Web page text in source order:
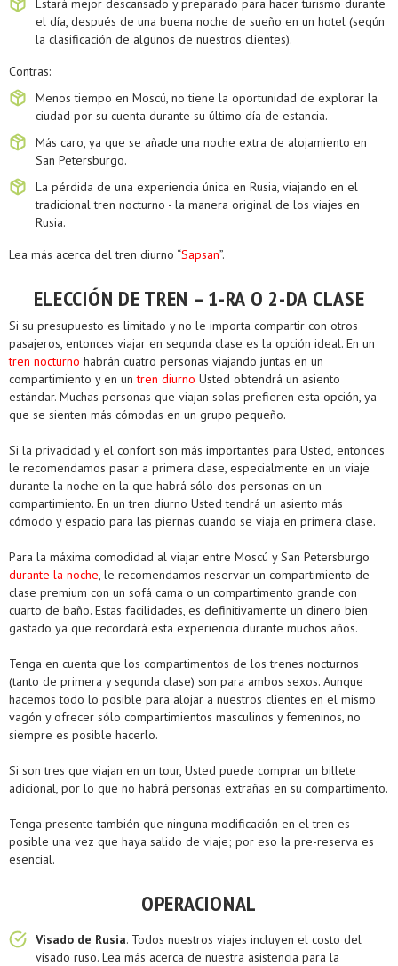
Estará mejor descansado y preparado para hacer turismo durante
el día, después de una buena noche de sueño en un hotel (según
la clasificación de algunos de nuestros clientes).
Contras:
Menos tiempo en Moscú, no tiene la oportunidad de explorar la
ciudad por su cuenta durante su último día de estancia.
Más caro, ya que se añade una noche extra de alojamiento en
San Petersburgo.
La pérdida de una experiencia única en Rusia, viajando en el
tradicional tren nocturno - la manera original de los viajes en
Rusia.
Lea más acerca del tren diurno “Sapsan”.
ELECCIÓN DE TREN – 1-RA O 2-DA CLASE
Si su presupuesto es limitado y no le importa compartir con otros
pasajeros, entonces viajar en segunda clase es la opción ideal. En un
tren nocturno habrán cuatro personas viajando juntas en un
compartimiento y en untren diurno Usted obtendrá un asiento
estándar. Muchas personas que viajan solas prefieren esta opción, ya
que se sienten más cómodas en un grupo pequeño.
Si la privacidad y el confort son más importantes para Usted, entonces
le recomendamos pasar a primera clase, especialmente en un viaje
durante la noche en la que habrá sólo dos personas en un
compartimiento. En un tren diurno Usted tendrá un asiento más
cómodo y espacio para las piernas cuando se viaja en primera clase.
Para la máxima comodidad al viajar entre Moscú y San Petersburgo
durante la noche, le recomendamos reservar un compartimiento de
clase premium con un sofá cama o un compartimento grande con
cuarto de baño. Estas facilidades, es definitivamente un dinero bien
gastado ya que recordará esta experiencia durante muchos años.
Tenga en cuenta que los compartimentos de los trenes nocturnos
(tanto de primera y segunda clase) son para ambos sexos. Aunque
hacemos todo lo posible para alojar a nuestros clientes en el mismo
vagón y ofrecer sólo compartimientos masculinos y femeninos, no
siempre es posible hacerlo.
Si son tres que viajan en un tour, Usted puede comprar un billete
adicional, por lo que no habrá personas extrañas en su compartimento.
Tenga presente también que ninguna modificación en el tren es
posible una vez que haya salido de viaje; por eso la pre-reserva es
esencial.
OPERACIONAL
Visado de Rusia. Todos nuestros viajes incluyen el costo del
visado ruso. Lea más acerca de nuestra asistencia para la